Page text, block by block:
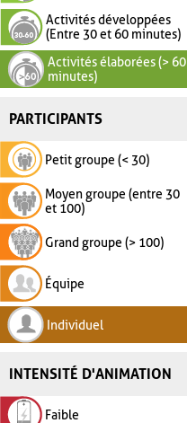
Activités développées
(Entre 30 et 60 minutes)
Activités élaborées (> 60
minutes)
PARTICIPANTS
Petit groupe (< 30)
Moyen groupe (entre 30
et 100)
Grand groupe (> 100)
Équipe
Individuel
INTENSITÉ D'ANIMATION
Faible